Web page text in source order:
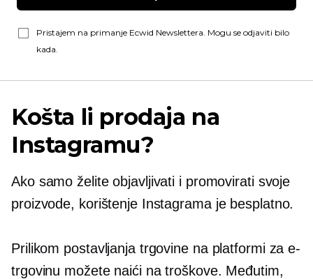
Pristajem na primanje Ecwid Newslettera. Mogu se odjaviti bilo
kada.
Košta li prodaja na
Instagramu?
Ako samo želite objavljivati ​​i promovirati svoje
proizvode, korištenje Instagrama je besplatno.
Prilikom postavljanja trgovine na platformi za e-
trgovinu možete naići na troškove. Međutim,